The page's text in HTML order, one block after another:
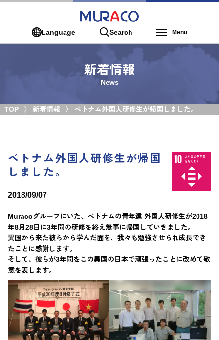
Language Search Menu
新着情報
News
TOP 新着情報 ベトナム外国人研修生が帰国しました。
ベトナム外国人研修生が帰国
しました。
2018/09/07
Muracoグループにいた、ベトナムの青年達 外国人研修生が2018
年8月28日に3年間の研修を終え無事に帰国していきました。
異国から来た彼らから学んだ面を、我々も勉強させられ成長でき
たことに感謝します。
そして、彼らが3年間をこの異国の日本で頑張ったことに改めて敬
意を表します。